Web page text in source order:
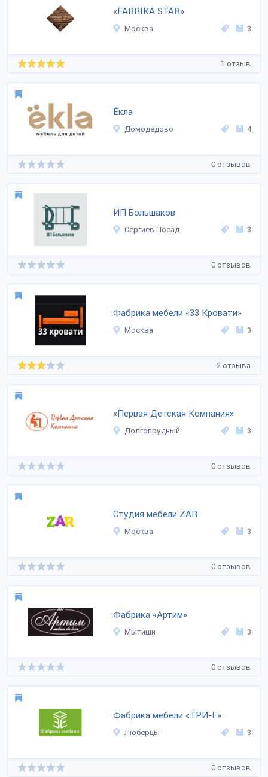
«FABRIKA STAR»
Москва 3
1 отзыв
Ёкла
Домодедово 4
0 отзывов
ИП Большаков
Сергиев Посад 3
0 отзывов
Фабрика мебели «33 Кровати»
Москва 3
2 отзыва
«Первая Детская Компания»
Долгопрудный 3
0 отзывов
Студия мебели ZAR
Москва 3
0 отзывов
Фабрика «Артим»
Мытищи 3
0 отзывов
Фабрика мебели «ТРИ-Е»
Люберцы 3
0 отзывов